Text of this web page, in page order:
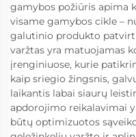
gamybos požiūris apima
visame gamybos cikle –
galutinio produkto
varžtas yra matuojamas
įrenginiuose, kurie
kaip sriegio žingsnis,
laikantis labai siaurų
apdorojimo reikalavimai
būtų optimizuotos